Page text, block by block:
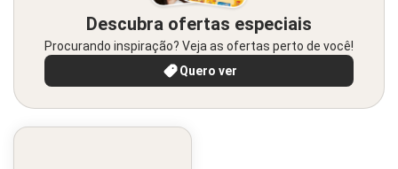
Descubra ofertas especiais
Procurando inspiração? Veja as ofertas perto de você!
Quero ver